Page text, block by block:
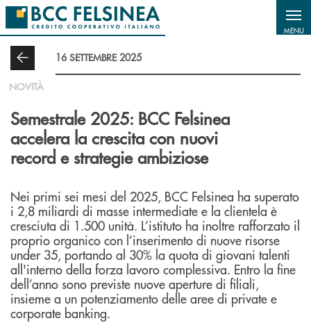
Salta al contenuto principale
MENU
16 SETTEMBRE 2025
NOVITÀ
Semestrale 2025: BCC Felsinea
accelera la crescita con nuovi
record e strategie ambiziose
Nei primi sei mesi del 2025, BCC Felsinea ha superato
i 2,8 miliardi di masse intermediate e la clientela è
cresciuta di 1.500 unità. L’istituto ha inoltre rafforzato il
proprio organico con l’inserimento di nuove risorse
under 35, portando al 30% la quota di giovani talenti
all'interno della forza lavoro complessiva. Entro la fine
dell’anno sono previste nuove aperture di filiali,
insieme a un potenziamento delle aree di private e
corporate banking.